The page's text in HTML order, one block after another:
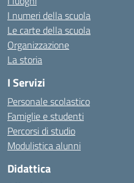
I numeri della scuola
Le carte della scuola
Organizzazione
La storia
I Servizi
Personale scolastico
Famiglie e studenti
Percorsi di studio
Modulistica alunni
Didattica